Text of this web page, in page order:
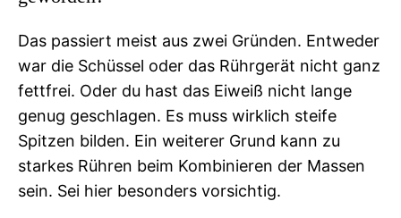
Das passiert meist aus zwei Gründen. Entweder
war die Schüssel oder das Rührgerät nicht ganz
fettfrei. Oder du hast das Eiweiß nicht lange
genug geschlagen. Es muss wirklich steife
Spitzen bilden. Ein weiterer Grund kann zu
starkes Rühren beim Kombinieren der Massen
sein. Sei hier besonders vorsichtig.